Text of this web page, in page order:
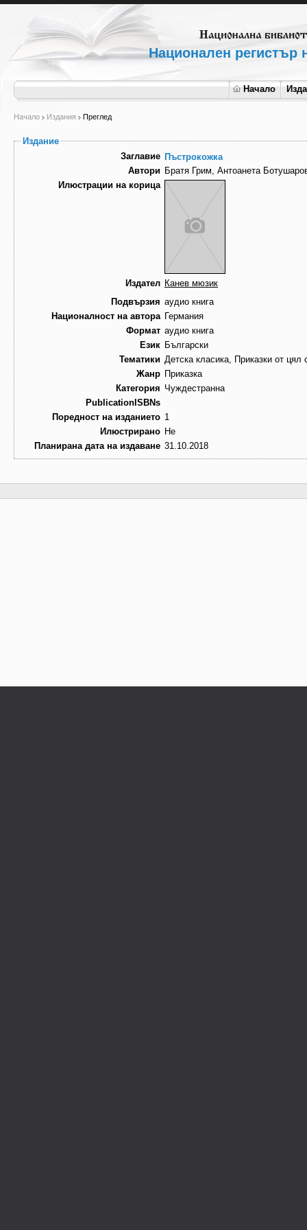
Национален регистър
Начало
Начало Издания Преглед
Издание
Заглавие Пъстрокожка
Автори Братя Грим, Антоанета
Илюстрации на корица
Издател Канев мюзик
Подвързия аудио книга
Националност на автора Германия
Формат аудио книга
Език Български
Тематики Детска класика, Приказки от цял
Жанр Приказка
Категория Чуждестранна
PublicationISBNs
Поредност на изданието 1
Илюстрирано Не
Планирана дата на издаване 31.10.2018